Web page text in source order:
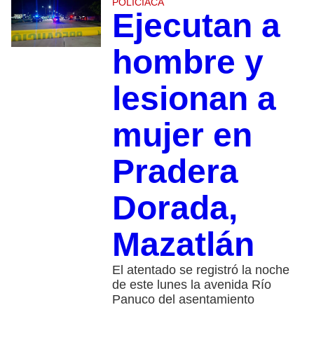
POLICIACA
Ejecutan a
hombre y
lesionan a
mujer en
Pradera
Dorada,
Mazatlán
El atentado se registró la noche
de este lunes la avenida Río
Panuco del asentamiento